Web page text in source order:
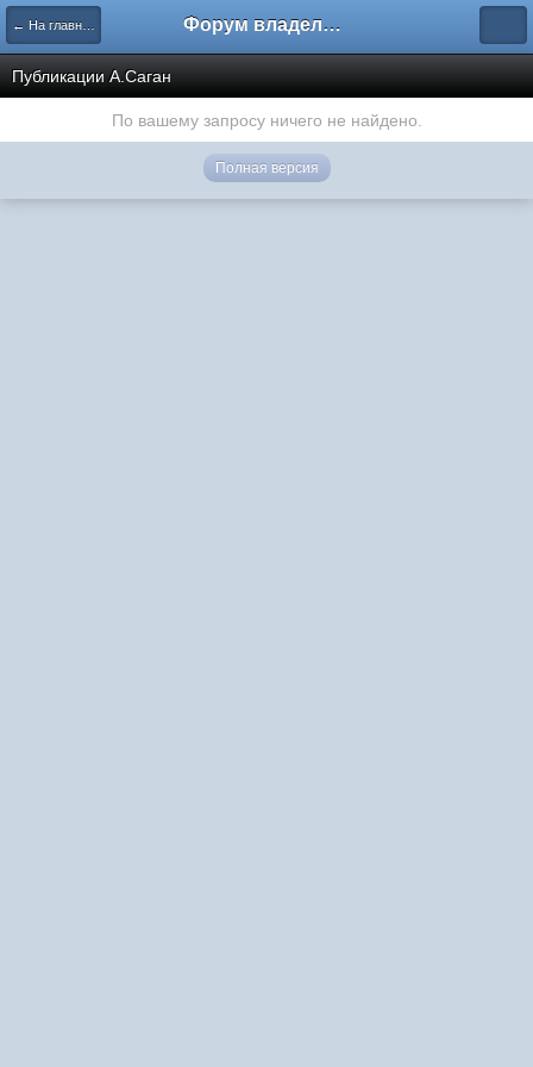
← На главную Форум владельцев интернет-магазинов
Публикации А.Саган
По вашему запросу ничего не найдено.
Полная версия